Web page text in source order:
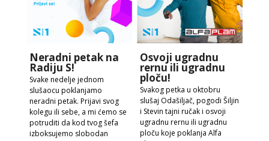
Neradni petak na
Radiju S!
Svake nedelje jednom
slušaocu poklanjamo
neradni petak. Prijavi svog
kolegu ili sebe, a mi ćemo se
potruditi da kod tvog šefa
izboksujemo slobodan
Osvoji ugradnu
rernu ili ugradnu
ploču!
Svakog petka u oktobru
slušaj Odašiljač, pogodi Šiljin
i Stevin tajni ručak i osvoji
ugradnu rernu ili ugradnu
ploču koje poklanja Alfa